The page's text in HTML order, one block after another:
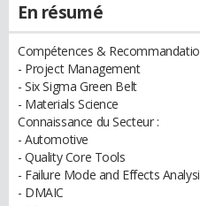
En résumé
Compétences &
- Project Management
- Six Sigma Green Belt
- Materials Science
Connaissance du Secteur :
- Automotive
- Quality Core Tools
- Failure Mode and Effects
- DMAIC